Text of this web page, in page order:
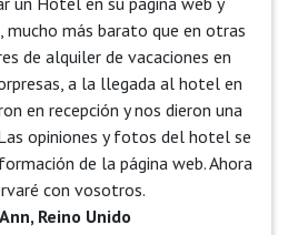
más barato que en otras
de alquiler de vacaciones en
a la llegada al hotel en
en recepción y nos dieron una
opiniones y fotos del hotel se
de la página web. Ahora
con vosotros.
Reino Unido